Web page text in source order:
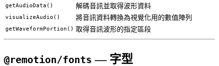
getAudioData() 解碼音訊並取得波形資料
visualizeAudio() 將音訊資料轉換為視覺化用的數值陣列
getWaveformPortion() 取得音訊波形的指定區段
@remotion/fonts — 字型